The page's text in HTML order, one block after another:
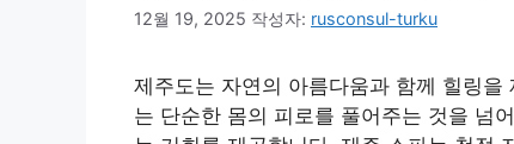
12월 19, 2025 작성자: rusconsul-turku
제주도는 자연의 아름다움과 함께 힐링
는 단순한 몸의 피로를 풀어주는 것을 넘